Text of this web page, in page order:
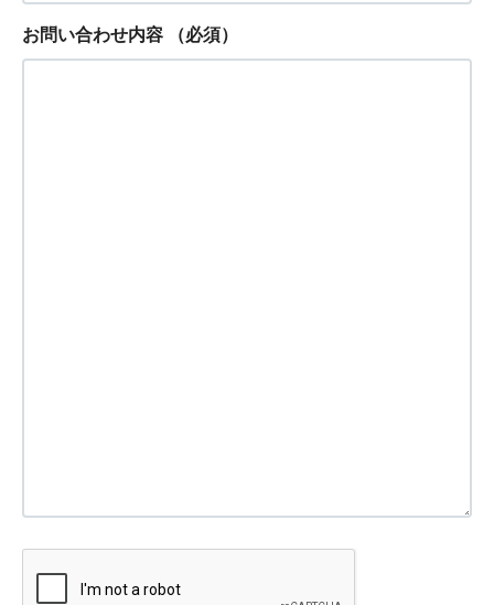
お問い合わせ内容 （必須）